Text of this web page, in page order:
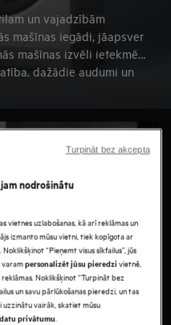
un vajadzībām
mašīnas iegādi, jāapsver
mašīnas izvēli ietekmē
dažādie audumi un
nodrošinātu
vietnes uzlabošanas, kā arī reklāmas un
izmanto mūsu vietni, tiek kopīgota ar
“Pieņemt visus sīkfailus”, jūs
varampersonalizēt jūsu pieredzivietnē,
Noklikšķinot “Turpināt bez
un savu pārlūkošanas pieredzi, un tas
vairāk, skatiet mūsu
privātumu.
Turpināt bez akcepta